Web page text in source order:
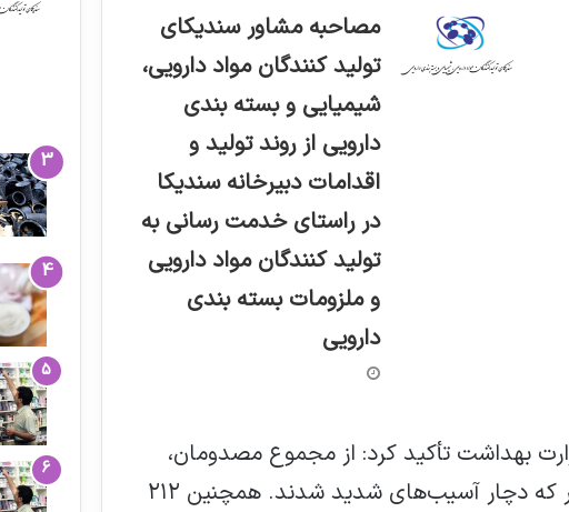
مصاحبه مشاور سندیکای
تولید کنندگان مواد دارویی،
شیمیایی و بسته بندی
دارویی از روند تولید و
اقدامات دبیرخانه سندیکا
در راستای خدمت رسانی به
تولید کنندگان مواد دارویی
و ملزومات بسته بندی
دارویی
بهداشت تأکید کرد: از مجموع مصدومان،
۳۰۱ نفر زن بودند؛ از جمله چهار مادر باردار که دچار آسیب‌های شدید شدند. همچنین ۲۱۲